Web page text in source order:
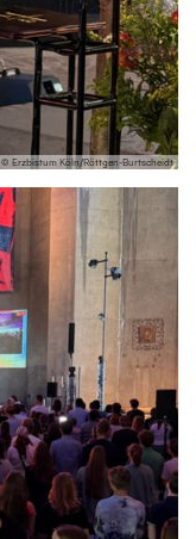
© Erzbistum Köln/Röttgen-Burtscheidt